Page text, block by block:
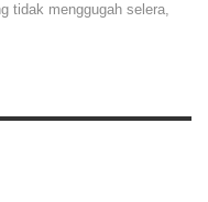
tidak menggugah selera,